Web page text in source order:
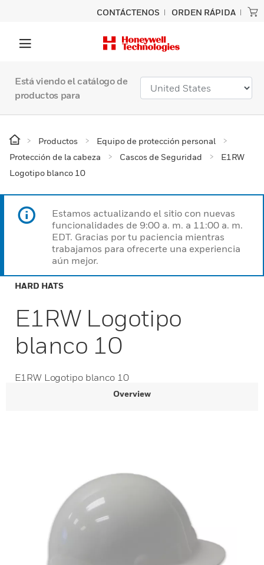
CONTÁCTENOS ORDEN RÁPIDA
Está viendo el catálogo de
productos para
Productos
Equipo de protección personal
Protección de la cabeza
Cascos de Seguridad
E1RW
Logotipo blanco 10
Estamos actualizando el sitio con nuevas
funcionalidades de 9:00 a. m. a 11:00 a. m.
EDT. Gracias por tu paciencia mientras
trabajamos para ofrecerte una experiencia
aún mejor.
HARD HATS
E1RW Logotipo
blanco 10
E1RW Logotipo blanco 10
Overview